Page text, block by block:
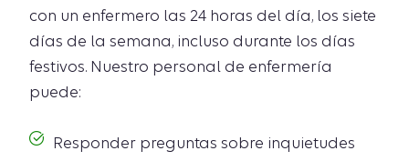
con un enfermero las 24 horas del día, los siete
días de la semana, incluso durante los días
festivos. Nuestro personal de enfermería
puede:
Responder preguntas sobre inquietudes